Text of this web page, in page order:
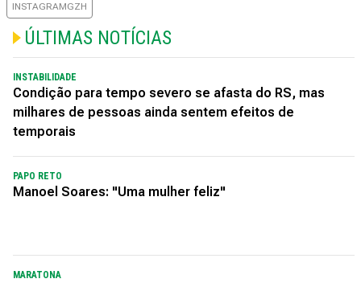
INSTAGRAMGZH
ÚLTIMAS NOTÍCIAS
INSTABILIDADE
Condição para tempo severo se afasta do RS, mas
milhares de pessoas ainda sentem efeitos de
temporais
PAPO RETO
Manoel Soares: "Uma mulher feliz"
MARATONA